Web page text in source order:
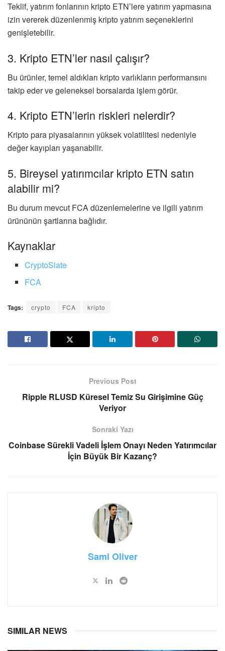
Teklif, yatırım fonlarının kripto ETN’lere yatırım yapmasına
izin vererek düzenlenmiş kripto yatırım seçeneklerini
genişletebilir.
3. Kripto ETN’ler nasıl çalışır?
Bu ürünler, temel aldıkları kripto varlıkların performansını
takip eder ve geleneksel borsalarda işlem görür.
4. Kripto ETN’lerin riskleri nelerdir?
Kripto para piyasalarının yüksek volatilitesi nedeniyle
değer kayıpları yaşanabilir.
5. Bireysel yatırımcılar kripto ETN satın
alabilir mi?
Bu durum mevcut FCA düzenlemelerine ve ilgili yatırım
ürününün şartlarına bağlıdır.
Kaynaklar
CryptoSlate
FCA
Tags: crypto FCA kripto
Previous Post
Ripple RLUSD Küresel Temiz Su Girişimine Güç
Veriyor
Sonraki Yazı
Coinbase Sürekli Vadeli İşlem Onayı Neden Yatırımcılar
İçin Büyük Bir Kazanç?
Sami Oliver
SIMILAR NEWS